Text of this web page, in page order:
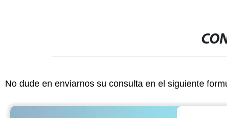
No dude en enviarnos su consulta en el siguiente